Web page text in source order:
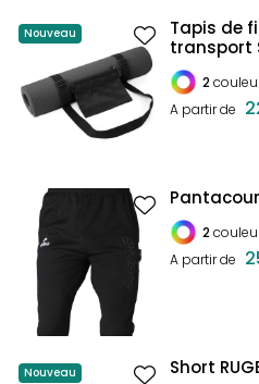
Nouveau
Tapis de
transport
2
A partir de
2
A partir de
Nouveau Short